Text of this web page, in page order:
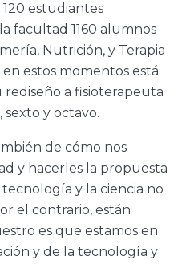
estudiantes
facultad 1160 alumnos
Nutrición, y Terapia
estos momentos está
rediseño a fisioterapeuta
y octavo.
de cómo nos
y hacerles la propuesta
y la ciencia no
el contrario, están
es que estamos en
y de la tecnología y